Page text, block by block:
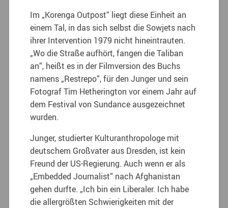
Im „Korenga Outpost“ liegt diese Einheit an
einem Tal, in das sich selbst die Sowjets nach
ihrer Intervention 1979 nicht hineintrauten.
„Wo die Straße aufhört, fangen die Taliban
an“, heißt es in der Filmversion des Buchs
namens „Restrepo“, für den Junger und sein
Fotograf Tim Hetherington vor einem Jahr auf
dem Festival von Sundance ausgezeichnet
wurden.
Junger, studierter Kulturanthropologe mit
deutschem Großvater aus Dresden, ist kein
Freund der US-Regierung. Auch wenn er als
„Embedded Journalist“ nach Afghanistan
gehen durfte. „Ich bin ein Liberaler. Ich habe
die allergrößten Schwierigkeiten mit der